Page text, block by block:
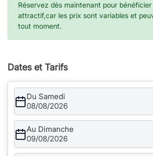
Réservez dès maintenant pour
attractif,car les prix sont variables et
tout moment.
Dates et Tarifs
Du Samedi
08/08/2026
Au Dimanche
09/08/2026